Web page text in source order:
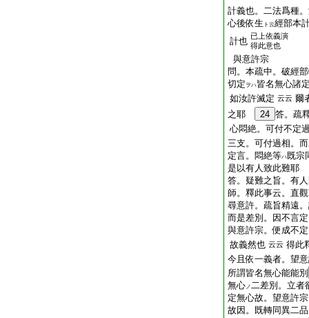
計義也。二法爲種
心後依生 ト云經部本
計也 已上依義演
得此意也
與意許宗
問。本疏中。破經
切定 ヲハ皆名無心諸
如汝許滅定 云云 爾
之耶
24 答。疏
心悶絶。可付不定
三支。可付過相。
定言。悶絶等ハ既宗
是以有人致此難耶
答。疑難之旨。有
師。釋此事云。直
尋意許。疏旨精遠
而是差別。因不言
與意許宗。便成不
故義然也 云云 得此
今且依一義者。望
所謂皆名無心能能別
無心ノ二差別。立者
定無心故。望意許
故因。既轉同異二